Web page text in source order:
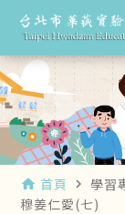
home 首頁 navigate_next 學習
穆姜仁愛(七)